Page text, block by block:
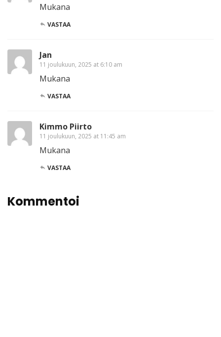
Mukana
VASTAA
Jan
11 joulukuun, 2025 at 6:10 am
Mukana
VASTAA
Kimmo Piirto
11 joulukuun, 2025 at 11:45 am
Mukana
VASTAA
Kommentoi